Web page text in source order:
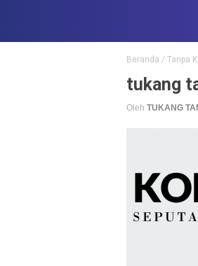
Beranda / Tanpa
tukang
Oleh TUKANG